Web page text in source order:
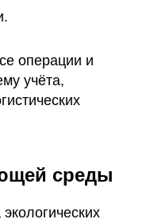
операции и
учёта,
среды